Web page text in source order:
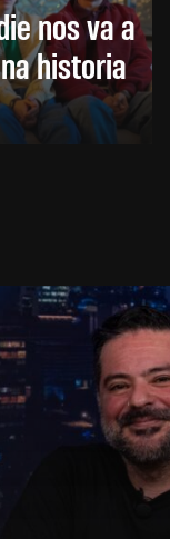
nos va a
historia